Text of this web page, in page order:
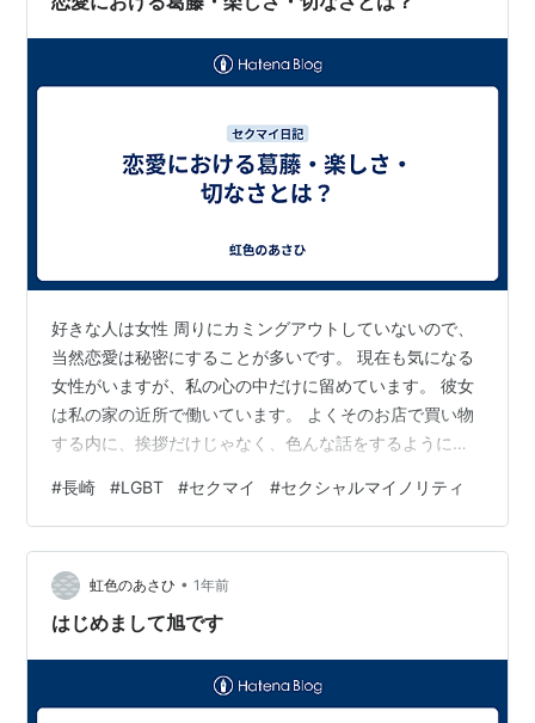
好きな人は女性 周りにカミングアウトしていないので、
当然恋愛は秘密にすることが多いです。 現在も気になる
女性がいますが、私の心の中だけに留めています。 彼女
は私の家の近所で働いています。 よくそのお店で買い物
する内に、挨拶だけじゃなく、色んな話をするようにな
ドバイスをもらったりもしています。 そうしている内に
連絡先を交換し、ご飯に行くまでの仲になりました。 こ
れだけの文章だとスムーズに距離を縮めたように感じま
すが、出会ってから5年掛けてます。 葛藤について 好き
な人に「好き」と伝えるだけでも難しいのに、相手が同
#長崎 #LGBT #セクマイ #セクシャルマイノリティ
虹色のあさひ • 1年前
はじめまして旭です